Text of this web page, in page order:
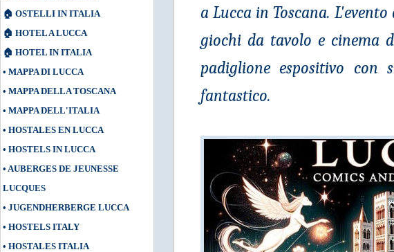
🏠 OSTELLI IN ITALIA
🏠 HOTEL A LUCCA
🏠 HOTEL IN ITALIA
• MAPPA DI LUCCA
• MAPPA DELLA TOSCANA
• MAPPA DELL'ITALIA
• HOSTALES EN LUCCA
• HOSTELS IN LUCCA
• AUBERGES DE JEUNESSE
LUCQUES
• JUGENDHERBERGE LUCCA
• HOSTELS ITALY
• HOSTALES ITALIA
a Lucca in Toscana.
giochi da tavolo e cinema
padiglione espositivo con
fantastico.